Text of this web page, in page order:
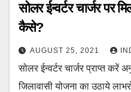
सोलर ईन्वर्टर चार्जर पर
कैसे?
AUGUST 25, 2021
‍सोलर ईन्वर्टर चार्जर प्राप्त करें
जिलावासी योजना का उठाये